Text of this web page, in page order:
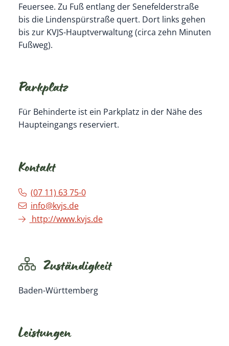
Feuersee. Zu Fuß entlang der Senefelderstraße
bis die Lindenspürstraße quert. Dort links gehen
bis zur KVJS-Hauptverwaltung (circa zehn Minuten
Fußweg).
Parkplatz
Für Behinderte ist ein Parkplatz in der Nähe des
Haupteingangs reserviert.
Kontakt
(07 11) 63 75-0
info@kvjs.de
http://www.kvjs.de
Zuständigkeit
Baden-Württemberg
Leistungen